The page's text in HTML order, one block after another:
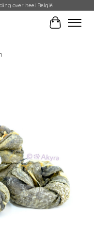
over heel België